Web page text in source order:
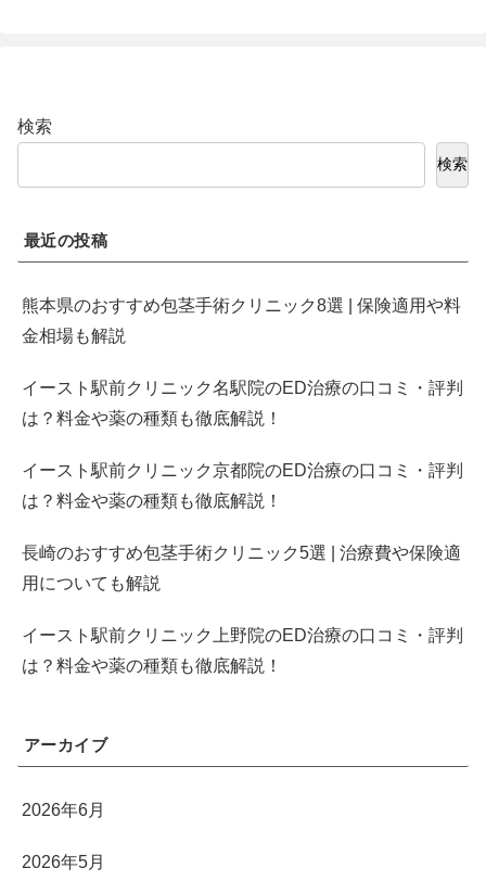
検索
検索
最近の投稿
熊本県のおすすめ包茎手術クリニック8選 | 保険適用や料
金相場も解説
イースト駅前クリニック名駅院のED治療の口コミ・評判
は？料金や薬の種類も徹底解説！
イースト駅前クリニック京都院のED治療の口コミ・評判
は？料金や薬の種類も徹底解説！
長崎のおすすめ包茎手術クリニック5選 | 治療費や保険適
用についても解説
イースト駅前クリニック上野院のED治療の口コミ・評判
は？料金や薬の種類も徹底解説！
アーカイブ
2026年6月
2026年5月